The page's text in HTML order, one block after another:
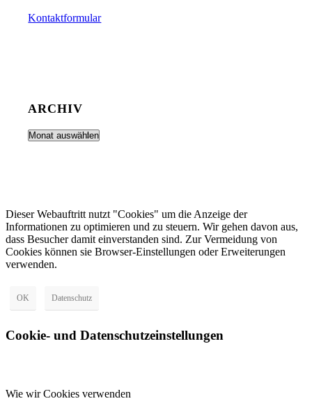
Kontaktformular
ARCHIV
Dieser Webauftritt nutzt "Cookies" um die Anzeige der
Informationen zu optimieren und zu steuern. Wir gehen davon aus,
dass Besucher damit einverstanden sind. Zur Vermeidung von
Cookies können sie Browser-Einstellungen oder Erweiterungen
verwenden.
OK Datenschutz
Cookie- und Datenschutzeinstellungen
Wie wir Cookies verwenden